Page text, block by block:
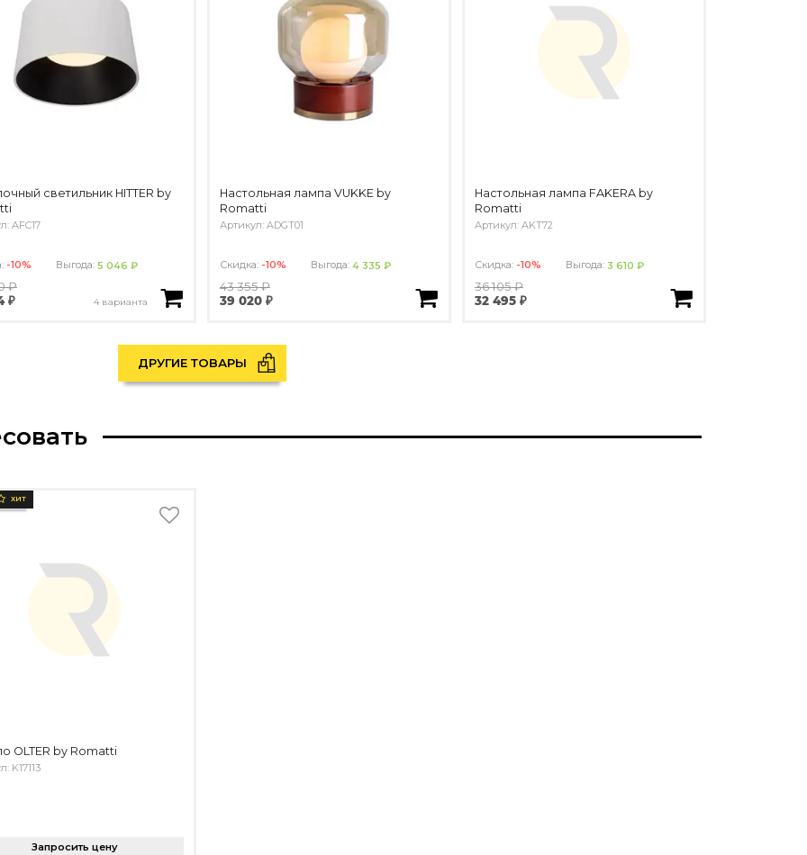
светильник HITTER by
AFC17
-10% Выгода:5 046 ₽
₽
₽
4 варианта
Настольная лампа VUKKE by
Romatti
Артикул: ADGT01
Скидка: -10% Выгода:4 335 ₽
43 355 ₽
39 020 ₽
Настольная лампа FAKERA by
Romatti
Артикул: AKT72
Скидка: -10% Выгода: 3 610 ₽
36 105 ₽
32 495 ₽
ДРУГИЕ ТОВАРЫ
ХИТ
OLTER by Romatti
K17113
Запросить цену